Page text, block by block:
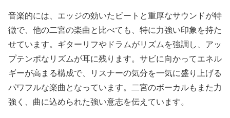
音楽的には、エッジの効いたビートと重厚なサウンドが特
徴で、他の二宮の楽曲と比べても、特に力強い印象を持た
せています。ギターリフやドラムがリズムを強調し、アッ
プテンポなリズムが耳に残ります。サビに向かってエネル
ギーが高まる構成で、リスナーの気分を一気に盛り上げる
パワフルな楽曲となっています。二宮のボーカルもまた力
強く、曲に込められた強い意志を伝えています。